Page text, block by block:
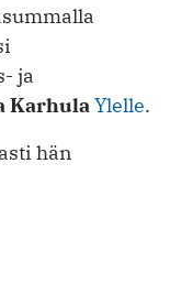
ja
KarhulaYlelle.
hän